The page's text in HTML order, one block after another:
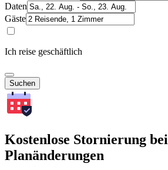
Daten
Gäste
Ich reise geschäftlich
Suchen
Kostenlose Stornierung bei
Planänderungen